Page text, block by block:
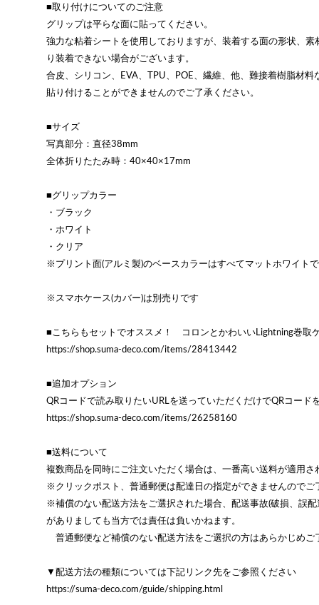
■取り付けについてのご注意
グリップは平らな面に貼ってください。
強力な粘着シートを使用しておりますが、装着する面の形状、素
り装着できない場合がございます。
合皮、シリコン、EVA、TPU、POE、繊維、他、難接着樹脂材料
貼り付けることができませんのでご了承ください。
■サイズ
写真部分：直径38mm
全体折りたたみ時：40×40×17mm
■グリップカラー
・ブラック
・ホワイト
・クリア
※プリント面(アルミ製)のベースカラーはすべてマットホワイト
※スマホケース(カバー)は別売りです
■こちらもセットでオススメ！ コロンとかわいいLightning巻取
https://shop.suma-deco.com/items/28413442
■追加オプション
QRコードで読み取りたいURLを送っていただくだけでQRコード
https://shop.suma-deco.com/items/26258160
■送料について
複数商品を同時にご注文いただく場合は、一番高い送料が適用さ
※クリックポスト、普通郵便は配達日の指定ができませんのでご
※補償のない配送方法をご選択された場合、配送事故(破損、誤配
がありましても当方では責任は負いかねます。
普通郵便など補償のない配送方法をご選択の方はあらかじめご
▼配送方法の種類については下記リンク先をご参照ください
https://suma-deco.com/guide/shipping.html